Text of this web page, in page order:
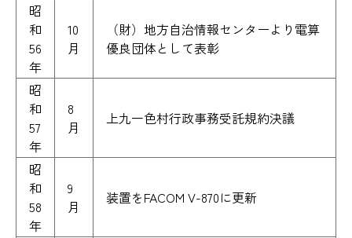
昭
和
56
年
10
月
（財）地方自治情報センターより電算
優良団体として表彰
昭
和
57
年
8
月
上九一色村行政事務受託規約決議
昭
和
58
年
9
月
装置をFACOM V-870に更新